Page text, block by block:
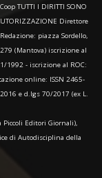
TUTTI I DIRITTI SONO
Direttore
piazza Sordello,
(Mantova) iscrizione al
1992 - iscrizione al ROC:
online: ISSN 2465-
e d.lgs 70/2017 (ex L.
Piccoli Editori Giornali),
di Autodisciplina della